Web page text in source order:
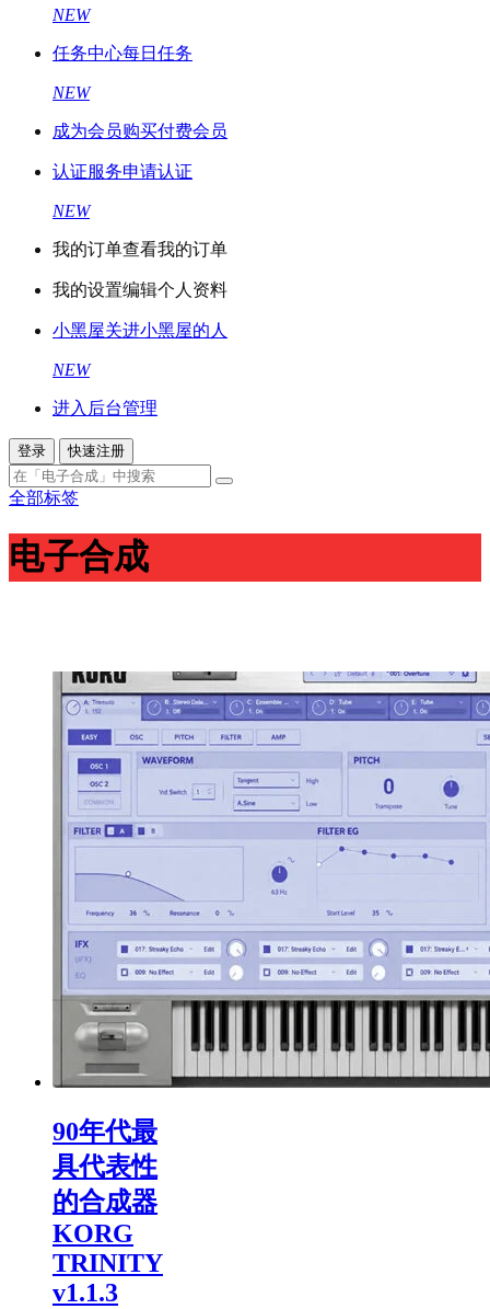
NEW
任务中心每日任务
NEW
成为会员购买付费会员
认证服务申请认证
NEW
我的订单查看我的订单
我的设置编辑个人资料
小黑屋关进小黑屋的人
NEW
进入后台管理
登录 快速注册
全部标签
电子合成
90年代最
具代表性
的合成器
KORG
TRINITY
v1.1.3